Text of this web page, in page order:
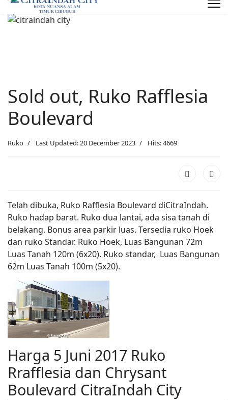
Sold out, Ruko Rafflesia
Boulevard
Ruko Last Updated: 20 December 2023 Hits: 4669
Telah dibuka, Ruko Rafflesia Boulevard diCitraIndah.
Ruko hadap barat. Ruko dua lantai, ada sisa tanah di
belakang. Bonus area parkir luas. Tersedia ruko Hoek
dan ruko Standar. Ruko Hoek, Luas Bangunan 72m
Luas Tanah 120m (6x20). Ruko standar, Luas Bangunan
62m Luas Tanah 100m (5x20).
Harga 5 Juni 2017 Ruko
Rrafflesia dan Chrysant
Boulevard CitraIndah City